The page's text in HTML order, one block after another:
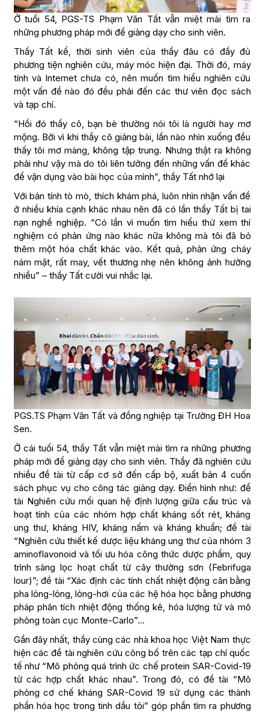
Ở tuổi 54, PGS-TS Phạm Văn Tất vẫn miệt mài tìm ra
những phương pháp mới để giảng dạy cho sinh viên.
Thầy Tất kể, thời sinh viên của thầy đâu có đầy đủ
phương tiện nghiên cứu, máy móc hiện đại. Thời đó, máy
tính và Internet chưa có, nên muốn tìm hiểu nghiên cứu
một vấn đề nào đó đều phải đến các thư viên đọc sách
và tạp chí.
“Hồi đó thầy cô, bạn bè thường nói tôi là người hay mơ
mộng. Bởi vì khi thầy cô giảng bài, lần nào nhìn xuống đều
thấy tôi mơ màng, không tập trung. Nhưng thật ra không
phải như vậy mà do tôi liên tưởng đến những vấn đề khác
để vận dụng vào bài học của mình”, thầy Tất nhớ lại
Với bản tính tò mò, thích khám phá, luôn nhìn nhận vấn đề
ở nhiều khía cạnh khác nhau nên đã có lần thầy Tất bị tai
nạn nghề nghiệp. “Có lần vì muốn tìm hiểu thử xem thí
nghiệm có phản ứng nào khác nữa không mà tôi đã bỏ
thêm một hóa chất khác vào. Kết quả, phản ứng cháy
nám mặt, rất may, vết thương nhẹ nên không ảnh hưởng
nhiều” – thầy Tất cười vui nhắc lại.
PGS.TS Phạm Văn Tất và đồng nghiệp tại Trường ĐH Hoa
Sen.
Ở cái tuổi 54, thầy Tất vẫn miệt mài tìm ra những phương
pháp mới để giảng dạy cho sinh viên. Thầy đã nghiên cứu
nhiều đề tài từ cấp cơ sở đến cấp bộ, xuất bản 4 cuốn
sách phục vụ cho công tác giảng dạy. Điển hình như: đề
tài Nghiên cứu mối quan hệ định lượng giữa cấu trúc và
hoạt tính của các nhóm hợp chất kháng sốt rét, kháng
ung thư, kháng HIV, kháng nấm và kháng khuẩn; đề tài
“Nghiên cứu thiết kế dược liệu kháng ung thư của nhóm 3
aminoflavonoid và tối ưu hóa công thức dược phẩm, quy
trình sàng lọc hoạt chất từ cây thường sơn (Febrifuga
lour)”; đề tài “Xác định các tính chất nhiệt động cân bằng
pha lỏng-lỏng, lỏng-hơi của các hệ hóa học bằng phương
pháp phân tích nhiệt động thống kê, hóa lượng tử và mô
phỏng toàn cục Monte-Carlo”…
Gần đây nhất, thầy cùng các nhà khoa học Việt Nam thực
hiện các đề tài nghiên cứu công bố trên các tạp chí quốc
tế như “Mô phỏng quá trình ức chế protein SAR-Covid-19
từ các hợp chất khác nhau”. Trong đó, có đề tài “Mô
phỏng cơ chế kháng SAR-Covid 19 sử dụng các thành
phần hóa học trong tinh dầu tỏi” góp phần tìm ra phương